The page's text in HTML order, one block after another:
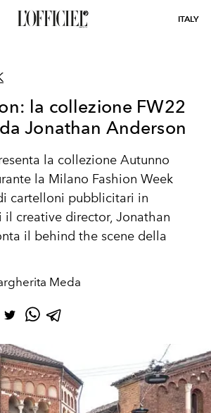
ITALY
la collezione FW22
Jonathan Anderson
la collezione Autunno
la Milano Fashion Week
cartelloni pubblicitari in
il creative director, Jonathan
il behind the scene della
Meda